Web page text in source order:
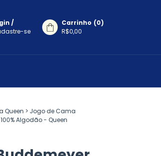
/
se
Carrinho (0)
R$0,00
Queen > Jogo de Cama
Algodão - Queen